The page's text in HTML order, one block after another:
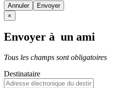
Annuler
×
Envoyer à un ami
Tous les champs sont obligatoires
Destinataire